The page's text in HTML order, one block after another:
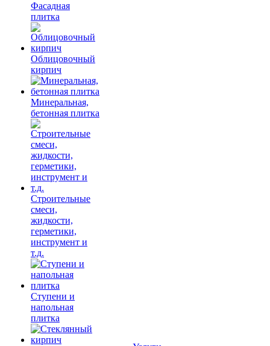
Фасадная
плитка
Облицовочный
кирпич
Минеральная,
бетонная плитка
Строительные
смеси,
жидкости,
герметики,
инструмент и
т.д.
Ступени и
напольная
плитка